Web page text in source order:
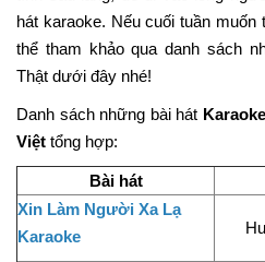
hát karaoke. Nếu cuối tuần
thể tham khảo qua danh sách
Thật dưới đây nhé!
Danh sách những bài hát
Việt tổng hợp:
Bài hát
Xin Làm Người Xa Lạ
Karaoke